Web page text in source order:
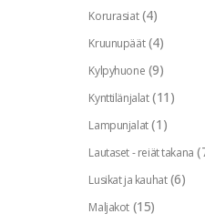
Korurasiat (4)
Kruunupäät (4)
Kylpyhuone (9)
Kynttilänjalat (11)
Lampunjalat (1)
Lautaset - reiät takana
Lusikat ja kauhat (6)
Maljakot (15)